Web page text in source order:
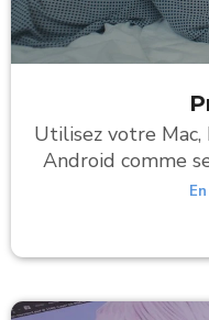
Utilisez votre Mac,
Android comme